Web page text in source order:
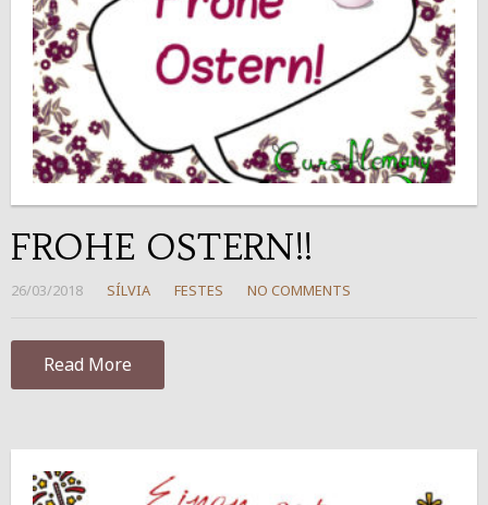
FROHE OSTERN!!
26/03/2018 SÍLVIA FESTES NO COMMENTS
Read More